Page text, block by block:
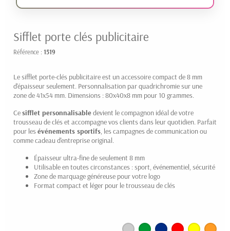
Sifflet porte clés publicitaire
Référence : 1519
Le sifflet porte-clés publicitaire est un accessoire compact de 8 mm
d'épaisseur seulement. Personnalisation par quadrichromie sur une
zone de 41x54 mm. Dimensions : 80x40x8 mm pour 10 grammes.
Cesifflet personnalisabledevient le compagnon idéal de votre
trousseau de clés et accompagne vos clients dans leur quotidien. Parfait
pour lesévénements sportifs , les campagnes de communication ou
comme cadeau d'entreprise original.
Épaisseur ultra-fine de seulement 8 mm
Utilisable en toutes circonstances : sport, événementiel, sécurité
Zone de marquage généreuse pour votre logo
Format compact et léger pour le trousseau de clés